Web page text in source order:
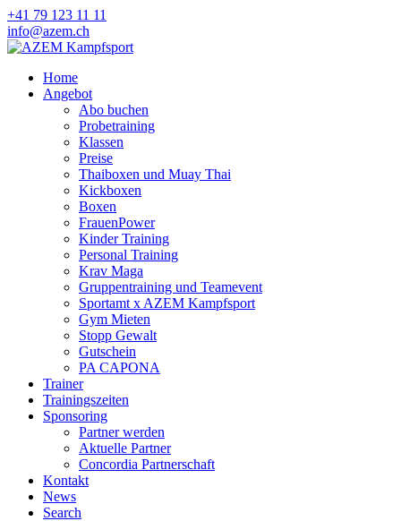
+41 79 123 11 11
info@azem.ch
Home
Angebot
Abo buchen
Probetraining
Klassen
Preise
Thaiboxen und Muay Thai
Kickboxen
Boxen
FrauenPower
Kinder Training
Personal Training
Krav Maga
Gruppentraining und Teamevent
Sportamt x AZEM Kampfsport
Gym Mieten
Stopp Gewalt
Gutschein
PA CAPONA
Trainer
Trainingszeiten
Sponsoring
Partner werden
Aktuelle Partner
Concordia Partnerschaft
Kontakt
News
Search